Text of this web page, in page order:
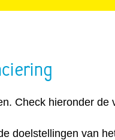
Check hieronder de
doelstellingen van